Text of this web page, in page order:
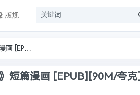
版规
[完结漫画/中文]《别对前女友抱有幻想啊 笨蛋!》短篇漫画 [EPUB][90M/夸克]
短篇漫画 [EPUB][90M/夸克]